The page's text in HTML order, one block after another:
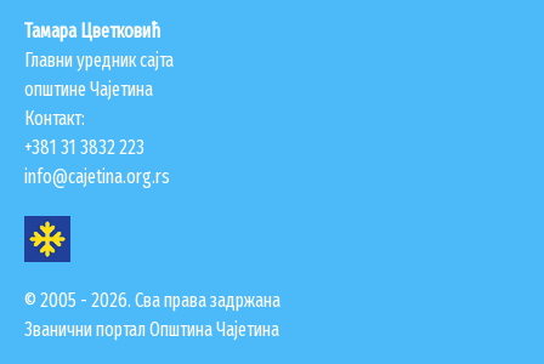
Тамара Цветковић
Главни уредник сајта
општине Чајетина
Контакт:
+381 31 3832 223
info@cajetina.org.rs
© 2005 - 2026. Сва права задржана
Званични портал Општина Чајетина